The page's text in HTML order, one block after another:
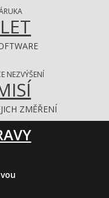
NEZVÝŠENÍ
ZMĚŘENÍ